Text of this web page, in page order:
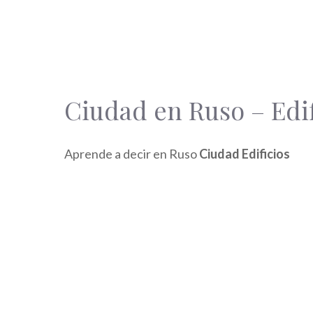
Ciudad en Ruso –
Aprende a decir en RusoCiudad Edificios